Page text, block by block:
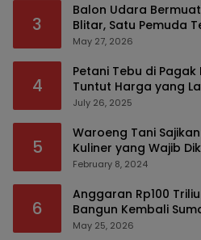
3
Balon Udara
Blitar, Satu Pemuda
Serius
May 27, 2026
4
Petani Tebu di
Tuntut Harga yang
July 26, 2025
5
Waroeng Tani Sajikan
Kuliner yang Wajib
February 8, 2024
6
Anggaran Rp100
Bangun Kembali
Bencana Bakal
May 25, 2026